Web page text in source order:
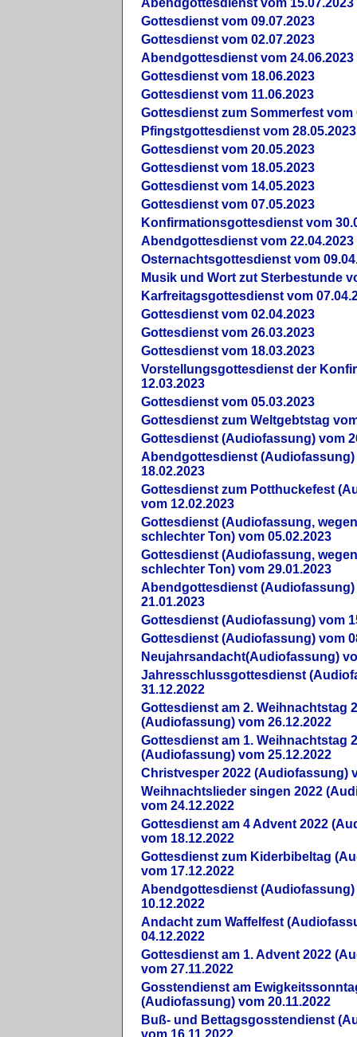
Abendgottesdienst vom 15.07.2023
Gottesdienst vom 09.07.2023
Gottesdienst vom 02.07.2023
Abendgottesdienst vom 24.06.2023
Gottesdienst vom 18.06.2023
Gottesdienst vom 11.06.2023
Gottesdienst zum Sommerfest vom
Pfingstgottesdienst vom 28.05.2023
Gottesdienst vom 20.05.2023
Gottesdienst vom 18.05.2023
Gottesdienst vom 14.05.2023
Gottesdienst vom 07.05.2023
Konfirmationsgottesdienst vom
Abendgottesdienst vom 22.04.2023
Osternachtsgottesdienst vom
Musik und Wort zut Sterbestunde
Karfreitagsgottesdienst vom
Gottesdienst vom 02.04.2023
Gottesdienst vom 26.03.2023
Gottesdienst vom 18.03.2023
Vorstellungsgottesdienst der
12.03.2023
Gottesdienst vom 05.03.2023
Gottesdienst zum Weltgebtstag
Gottesdienst (Audiofassung) vom
Abendgottesdienst (Audiofassung)
18.02.2023
Gottesdienst zum Potthuckefest
vom 12.02.2023
Gottesdienst (Audiofassung,
schlechter Ton) vom 05.02.2023
Gottesdienst (Audiofassung,
schlechter Ton) vom 29.01.2023
Abendgottesdienst (Audiofassung)
21.01.2023
Gottesdienst (Audiofassung) vom
Gottesdienst (Audiofassung) vom
Neujahrsandacht(Audiofassung)
Jahresschlussgottesdienst
31.12.2022
Gottesdienst am 2. Weihnachtstag
(Audiofassung) vom 26.12.2022
Gottesdienst am 1. Weihnachtstag
(Audiofassung) vom 25.12.2022
Christvesper 2022 (Audiofassung)
Weihnachtslieder singen 2022
vom 24.12.2022
Gottesdienst am 4 Advent 2022
vom 18.12.2022
Gottesdienst zum Kiderbibeltag
vom 17.12.2022
Abendgottesdienst (Audiofassung)
10.12.2022
Andacht zum Waffelfest
04.12.2022
Gottesdienst am 1. Advent 2022
vom 27.11.2022
Gosstendienst am
(Audiofassung) vom 20.11.2022
Buß- und Bettagsgosstendienst